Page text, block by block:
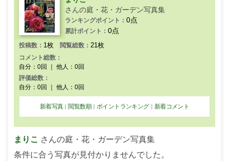
さんの庭・花・ガーデン写真集
投稿数： 1枚閲覧総数： 21枚
コメント総数：
自分：0回 ｜ 他人：0回
評価総数：
自分：0回 ｜ 他人：0回
ランキングポイント： 0点
累計ポイント： 0点
新着写真 ｜ 閲覧数順｜ ポイントランキング｜ 新着コメント
まりこ さんの庭・花・ガーデン写真集
条件に合う写真が見付かりませんでした。